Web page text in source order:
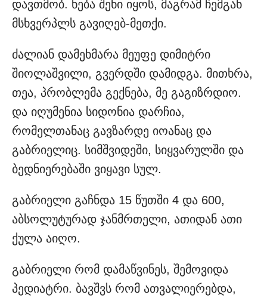
დავთმობ. ნება შენი იყოს, მაგრამ ჩემგან
მსხვერპლს გავიღებ-მეთქი.
ძალიან დამეხმარა მეუფე დიმიტრი
შიოლაშვილი, გვერდში დამიდგა. მითხრა,
თეა, პრობლემა გექნება, მე გაგიზრდიო.
და იღუმენია სიდონია დარჩია,
რომელთანაც გავზარდე იოანაც და
გაბრიელიც. სიმშვიდეში, სიყვარულში და
ბედნიერებაში ვიყავი სულ.
გაბრიელი გაჩნდა 15 წუთში 4 და 600,
აბსოლუტურად ჯანმრთელი, ათიდან ათი
ქულა აიღო.
გაბრიელი რომ დამაწვინეს, შემოვიდა
პედიატრი. ბავშვს რომ ათვალიერებდა,